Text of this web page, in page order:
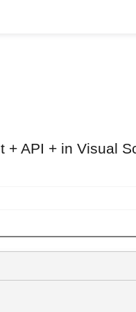
+ API + in Visual